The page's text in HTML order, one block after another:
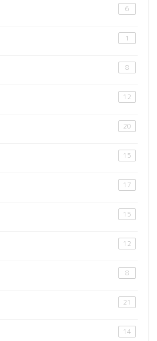
6
1
8
12
20
15
17
15
12
8
21
14